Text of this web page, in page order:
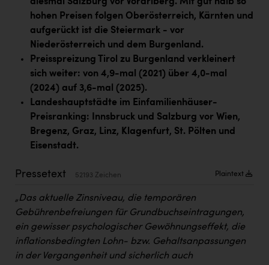
Passage Linz
PÜSPÖK
REMAX
RE/MAX Welcome
Resch&Frisch
SCRI - Salzburg Cancer Research Institute
SCHMACHTL GmbH
Schwingshandl - automation technology gmbh
diesmal Salzburg vor Vorarlberg. Mit gut halb so
hohen Preisen folgen Oberösterreich, Kärnten und
aufgerückt ist die Steiermark - vor
Niederösterreich und dem Burgenland.
Preisspreizung Tirol zu Burgenland verkleinert
sich weiter: von 4,9-mal (2021) über 4,0-mal
(2024) auf 3,6-mal (2025).
Landeshauptstädte im Einfamilienhäuser-
Preisranking: Innsbruck und Salzburg vor Wien,
Bregenz, Graz, Linz, Klagenfurt, St. Pölten und
Eisenstadt.
Pressetext 52193 Zeichen Plaintext
„Das aktuelle Zinsniveau, die temporären
Gebührenbefreiungen für Grundbuchseintragungen,
ein gewisser psychologischer Gewöhnungseffekt, die
inflationsbedingten Lohn- bzw. Gehaltsanpassungen
in der Vergangenheit und sicherlich auch